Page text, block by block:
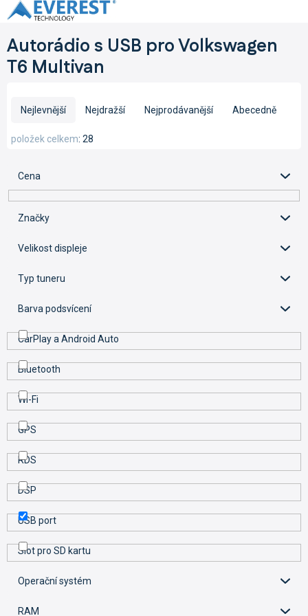
Přejít
na
Autorádio s USB pro Volkswagen
T6 Multivan
e
r
u
Nejlevnější Nejdražší Nejprodávanější Abecedně
28
položek celkem
Cena
Značky
Velikost displeje
Typ tuneru
Barva podsvícení
CarPlay a Android Auto
Bluetooth
Wi-Fi
GPS
RDS
DSP
USB port
Slot pro SD kartu
Operační systém
RAM